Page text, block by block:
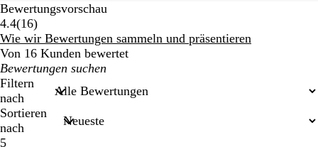
Bewertungsvorschau
4.4(1616
Bewertungen
)
Wie wir Bewertungen sammeln und präsentieren
Von 16 Kunden bewertet
Meine
Sucheingaben
Filtern
nach
Sortieren
nach
5